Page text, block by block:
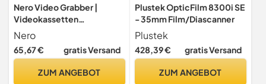
Nero Video Grabber |
Videokassetten
digitalisieren | VHS zu USB |
DVD zu PC | Analog to
Digital Capture Card | S-
Windows 11/10 | MacOS
Nero
65,67 € gratis Versand
ZUM ANGEBOT
Plustek OpticFilm 8300i SE
- 35mm Film/Diascanner
Plustek
428,39 € gratis Versand
ZUM ANGEBOT